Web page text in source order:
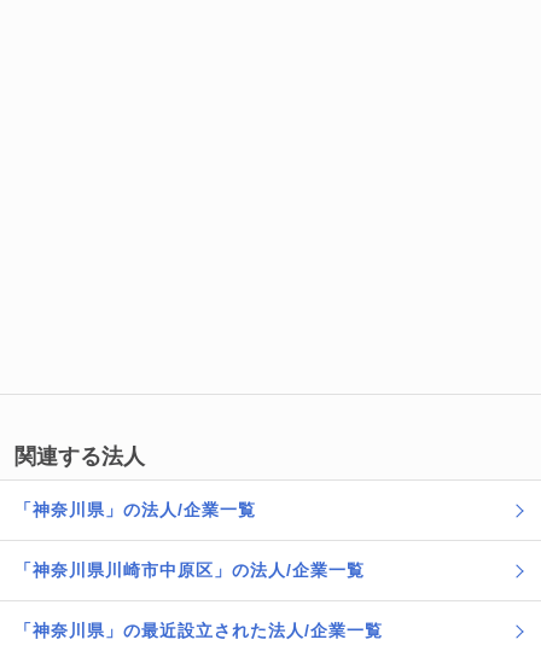
関連する法人
「神奈川県」の法人/企業一覧
「神奈川県川崎市中原区」の法人/企業一覧
「神奈川県」の最近設立された法人/企業一覧